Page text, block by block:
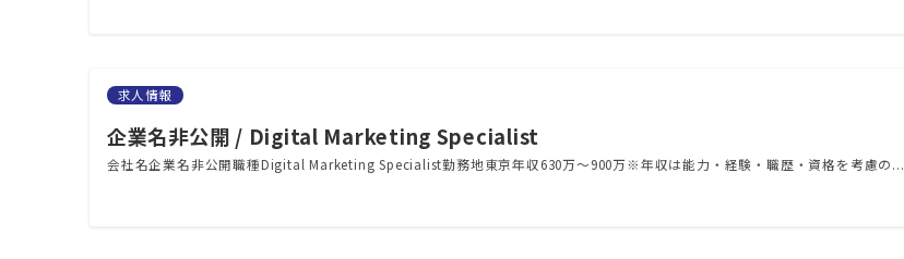
求人情報
企業名非公開 / Digital Marketing Specialist
会社名企業名非公開職種Digital Marketing Specialist勤務地東京年収630万～900万※年収は能力・経験・職歴・資格を考慮の...